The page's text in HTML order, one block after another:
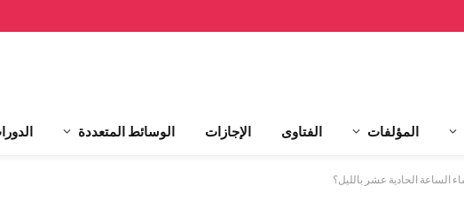
المؤلفات الفتاوى الإجازات الوسائط المتعددة